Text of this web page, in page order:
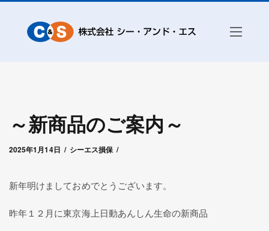
～新商品のご案内～
2025年1月14日
2025年1月14日 シーエス損保
byシー・アンド・エス赤城
新年明けましておめでとうございます。
昨年１２月に東京海上日動あんしん生命の新商品